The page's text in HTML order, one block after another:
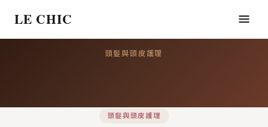
LE CHIC
頭髮與頭皮護理
頭髮與頭皮護理